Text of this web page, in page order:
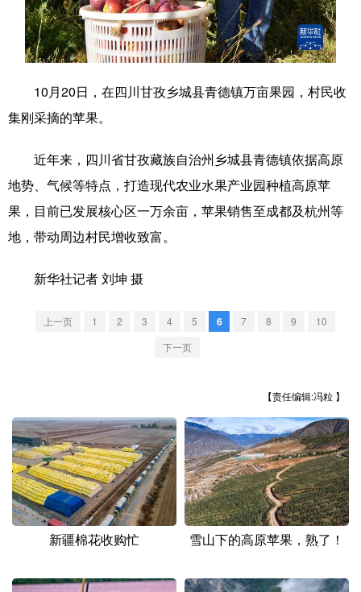
地方频道
辽宁
山东 河南 湖北 湖南
广东 广西 海南 重庆
四川 贵州
陕西 甘肃
黑龙江
Русский язык 日本語 한국어
Deutsch Português
10月20日，在四川甘孜乡城县青德镇万亩果园，村民收
集刚采摘的苹果。
近年来，四川省甘孜藏族自治州乡城县青德镇依据高原
地势、气候等特点，打造现代农业水果产业园种植高原苹
果，目前已发展核心区一万余亩，苹果销售至成都及杭州等
地，带动周边村民增收致富。
新华社记者 刘坤 摄
上一页 1 2 3 4 5 6 7 8 9
10
下一页
【责任编辑:冯粒 】
新疆棉花收购忙 雪山下的高原苹果，熟了！